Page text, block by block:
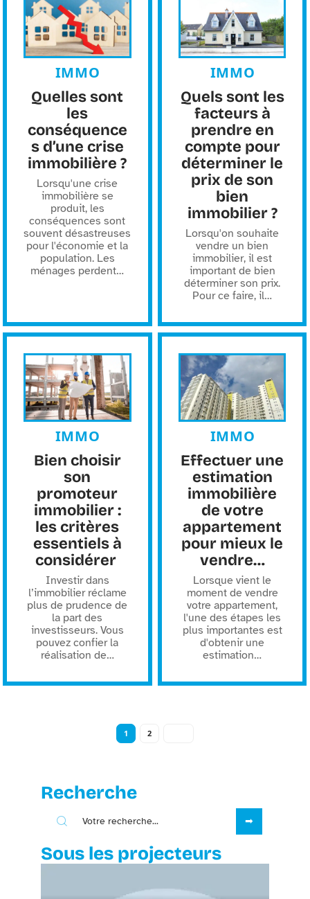
IMMO
Quelles sont
les
conséquence
s d’une crise
immobilière ?
Lorsqu'une crise
immobilière se
produit, les
conséquences sont
souvent désastreuses
pour l'économie et la
population. Les
ménages perdent…
IMMO
Quels sont les
facteurs à
prendre en
compte pour
déterminer le
prix de son
bien
immobilier ?
Lorsqu'on souhaite
vendre un bien
immobilier, il est
important de bien
déterminer son prix.
Pour ce faire, il…
IMMO
Bien choisir
son
promoteur
immobilier :
les critères
essentiels à
considérer
Investir dans
l’immobilier réclame
plus de prudence de
la part des
investisseurs. Vous
pouvez confier la
réalisation de…
IMMO
Effectuer une
estimation
immobilière
de votre
appartement
pour mieux le
vendre…
Lorsque vient le
moment de vendre
votre appartement,
l'une des étapes les
plus importantes est
d'obtenir une
estimation…
1 2
Recherche
Sous les projecteurs